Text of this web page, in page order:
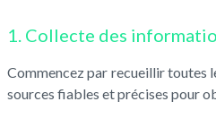
1. Collecte des
Commencez par recueillir toutes
sources fiables et précises pour